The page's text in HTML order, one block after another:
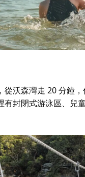
從沃森灣走 20 分鐘
有封閉式游泳區、兒